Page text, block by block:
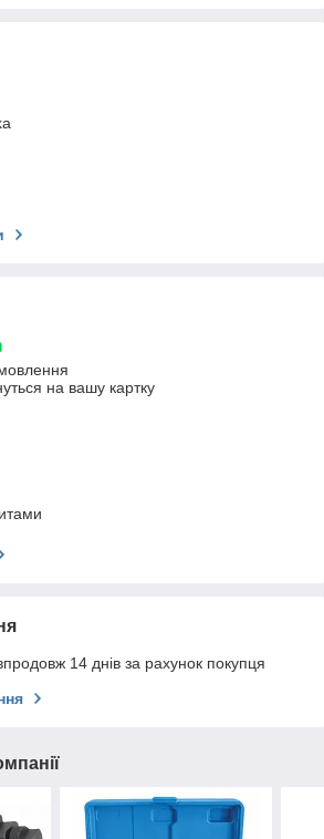
на вашу картку
14 днів за рахунок покупця